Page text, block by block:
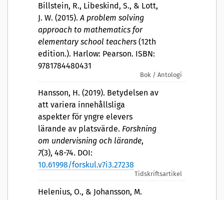
Billstein, R., Libeskind, S., & Lott,
J. W. (2015). A problem solving
approach to mathematics for
elementary school teachers (12th
edition.). Harlow: Pearson. ISBN:
9781784480431
Bok / Antologi
Hansson, H. (2019). Betydelsen av
att variera innehållsliga
aspekter för yngre elevers
lärande av platsvärde. Forskning
om undervisning och lärande,
7(3), 48-74. DOI:
10.61998/forskul.v7i3.27238
Tidskriftsartikel
Helenius, O., & Johansson, M.